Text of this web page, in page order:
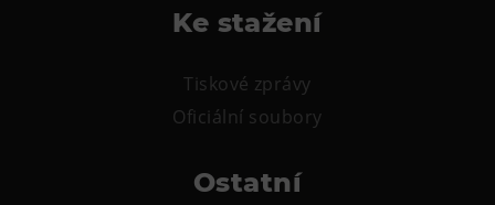
Ke stažení
Tiskové zprávy
Oficiální soubory
Ostatní